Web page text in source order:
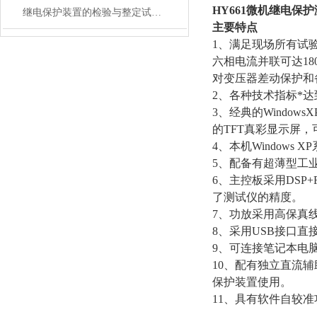
继电保护装置的检验与整定试验操作规范
HY661微机继电保护
主要特点
1、满足现场所有试
六相电流并联可达
对变压器差动保护
2、各种技术指标*
3、经典的
的TFT真彩显示屏，
4、本机Windows
5、配备有超薄型工
6、主控板采用
了测试仪的精度。
7、功放采用高保真
8、采用USB接口直
9、可连接笔记本电
10、配有独立直流
保护装置使用。
11、具有软件自较